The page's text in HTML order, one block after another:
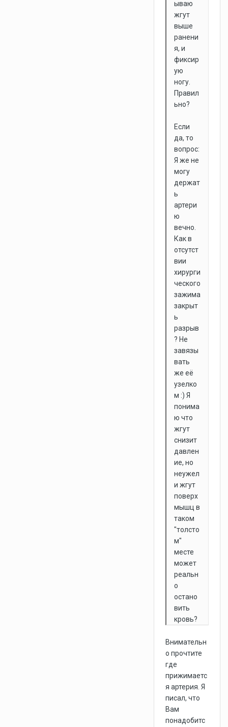
ываю
жгут
выше
ранени
я, и
фиксир
ую
ногу.
Правил
ьно?
Если
да, то
вопрос:
Я же не
могу
держат
ь
артери
ю
вечно.
Как в
отсутст
вии
хирурги
ческого
зажима
закрыт
ь
разрыв
? Не
завязы
вать
же её
узелко
м :) Я
понима
ю что
жгут
снизит
давлен
ие, но
неужел
и жгут
поверх
мышц в
таком
"толсто
м"
месте
может
реальн
о
остано
вить
кровь?
Внимательн
о прочтите
где
прижимаетс
я артерия. Я
писал, что
Вам
понадобитс